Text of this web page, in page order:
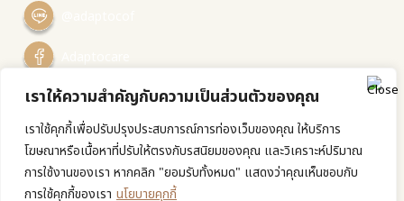
เราให้ความสำคัญกับความเป็นส่วนตัวของคุณ
เราใช้คุกกี้เพื่อปรับปรุงประสบการณ์การท่องเว็บของคุณ ให้บริการ
โฆษณาหรือเนื้อหาที่ปรับให้ตรงกับรสนิยมของคุณ และวิเคราะห์ปริมาณ
การใช้งานของเรา หากคลิก "ยอมรับทั้งหมด" แสดงว่าคุณเห็นชอบกับ
การใช้คุกกี้ของเรา นโยบายคุกกี้
แสกน QR เพื่อติดต่อเรา